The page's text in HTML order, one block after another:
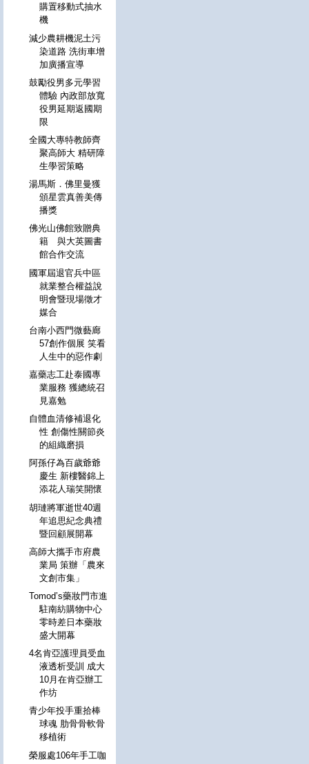
購置移動式抽水
機
減少農耕機泥土污
染道路 洗街車增
加廣播宣導
鼓勵役男多元學習
體驗 內政部放寬
役男延期返國期
限
全國大專特教師齊
聚高師大 精研障
生學習策略
湯馬斯．佛里曼獲
頒星雲真善美傳
播獎
佛光山佛館致贈典
籍 與大英圖書
館合作交流
國軍屆退官兵中區
就業整合權益說
明會暨現場徵才
媒合
台南小西門微藝廊
57創作個展 笑看
人生中的惡作劇
嘉藥志工赴泰國專
業服務 獲總統召
見嘉勉
自體血清修補退化
性 創傷性關節炎
的組織磨損
阿孫仔為百歲爺爺
慶生 新樓醫錦上
添花人瑞笑開懷
胡璉將軍逝世40週
年追思紀念典禮
暨回顧展開幕
高師大攜手市府農
業局 策辦「農來
文創市集」
Tomod’s藥妝門市進
駐南紡購物中心
零時差日本藥妝
盛大開幕
4名肯亞護理員受血
液透析受訓 成大
10月在肯亞辦工
作坊
青少年投手重拾棒
球魂 肋骨骨軟骨
移植術
榮服處106年手工咖